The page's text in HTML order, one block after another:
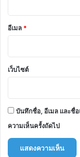
อีเมล *
เว็บไซต์
บันทึกชื่อ, อีเมล และชื่อ
ความเห็นครั้งถัดไป